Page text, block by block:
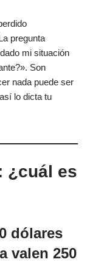
pregunta
mi situación
Son
nada puede ser
lo dicta tu
¿cuál es
dólares
valen 250